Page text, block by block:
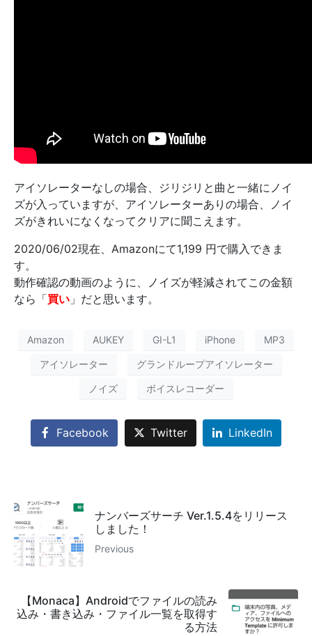
アイソレーターなしの場合、ジリジリと曲と一緒にノイ
ズが入っていますが、アイソレーターありの場合、ノイ
ズがきれいになくなってクリアに聞こえます。
2020/06/02現在、Amazonにて1,199 円で購入できま
す。
動作確認の動画のように、ノイズが軽減されてこの金額
なら「買い 」だと思います。
Amazon AUKEY GI-L1 iPhone MP3
アイソレーター グランドループアイソレーター
ノイズ ボイスレコーダー
Facebook Twitter LinkedIn
ナンバーズサーチ Ver.1.5.4をリリース
しました！
Previous
【Monaca】Androidでファイルの読み
込み・書き込み・ファイル一覧を取得す
る方法